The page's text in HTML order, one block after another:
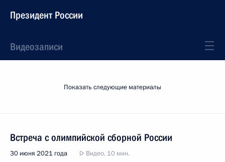
Президент России
Видеозаписи
Показать следующие материалы
Встреча с олимпийской сборной России
30 июня 2021 года Видео, 10 мин.